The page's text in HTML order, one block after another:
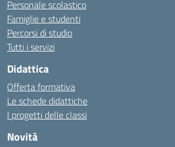
Personale scolastico
Famiglie e studenti
Percorsi di studio
Tutti i servizi
Didattica
Offerta formativa
Le schede didattiche
I progetti delle classi
Novità